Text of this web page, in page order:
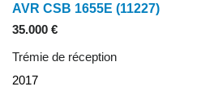
AVR CSB 1655E (11227)
35.000 €
Trémie de réception
2017